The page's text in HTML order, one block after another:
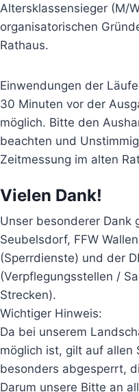
Altersklassensieger (M/
organisatorischen
Rathaus.
Einwendungen der
30 Minuten vor der
möglich. Bitte den
beachten und
Zeitmessung im alten
Vielen Dank!
Unser besonderer Dank
Seubelsdorf, FFW
(Sperrdienste) und der
(Verpflegungsstellen /
Strecken).
Wichtiger Hinweis:
Da bei unserem
möglich ist, gilt auf allen
besonders abgesperrt,
Darum unsere Bitte an